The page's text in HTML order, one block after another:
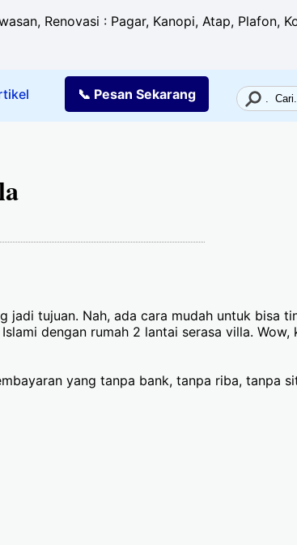
Renovasi : Pagar, Kanopi, Atap, Plafon,
📞 Pesan Sekarang
jadi tujuan. Nah, ada cara mudah untuk bisa
dengan rumah 2 lantai serasa villa. Wow,
yang tanpa bank, tanpa riba, tanpa